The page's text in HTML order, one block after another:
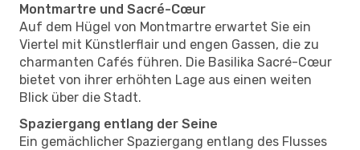
Montmartre und Sacré-Cœur
Auf dem Hügel von Montmartre erwartet Sie ein
Viertel mit Künstlerflair und engen Gassen, die zu
charmanten Cafés führen. Die Basilika Sacré-Cœur
bietet von ihrer erhöhten Lage aus einen weiten
Blick über die Stadt.
Spaziergang entlang der Seine
Ein gemächlicher Spaziergang entlang des Flusses